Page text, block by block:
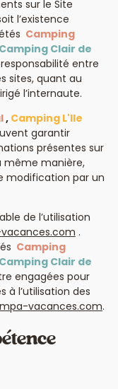
sur le Site
l’existence
Camping
Camping Clair de
entre
sites, quant au
l’internaute.
, Camping L'Ile
garantir
présentes sur
même manière,
modification par un
de l’utilisation
.
Camping
Camping Clair de
engagées pour
à l’utilisation des
vacances.com.